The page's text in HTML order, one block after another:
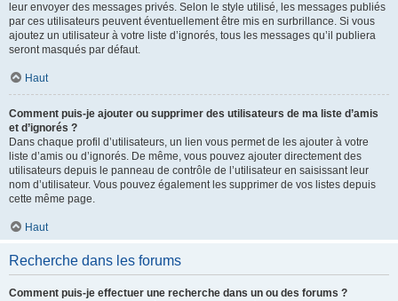
leur envoyer des messages privés. Selon le style utilisé, les messages publiés
par ces utilisateurs peuvent éventuellement être mis en surbrillance. Si vous
ajoutez un utilisateur à votre liste d’ignorés, tous les messages qu’il publiera
seront masqués par défaut.
Haut
Comment puis-je ajouter ou supprimer des utilisateurs de ma liste d’amis
et d’ignorés ?
Dans chaque profil d’utilisateurs, un lien vous permet de les ajouter à votre
liste d’amis ou d’ignorés. De même, vous pouvez ajouter directement des
utilisateurs depuis le panneau de contrôle de l’utilisateur en saisissant leur
nom d’utilisateur. Vous pouvez également les supprimer de vos listes depuis
cette même page.
Haut
Recherche dans les forums
Comment puis-je effectuer une recherche dans un ou des forums ?